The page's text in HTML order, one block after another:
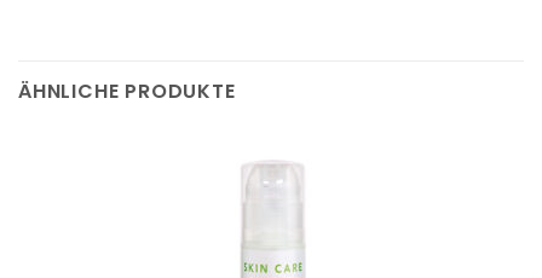
ÄHNLICHE PRODUKTE